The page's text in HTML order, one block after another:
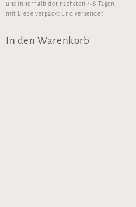
uns innerhalb der nächsten 4-8 Tagen
mit Liebe verpackt und versendet!
In den Warenkorb